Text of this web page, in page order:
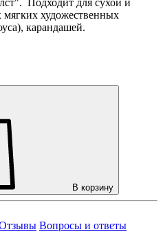
Подходит для сухой и
мягких художественных
карандашей.
В корзину
Вопросы и ответы